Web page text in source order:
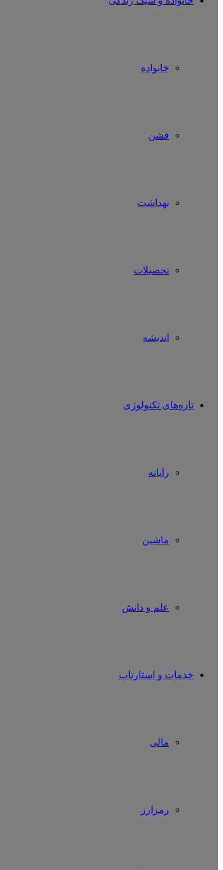
خانواده
فشن
بهداشت
تحصیلات
اندیشه
تازه‌های تکنولوژی
رایانه
ماشین
علم و دانش
خدمات و استارتاپ
مالی
رمزارز